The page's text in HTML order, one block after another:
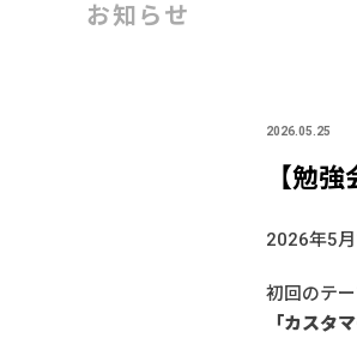
お知らせ
2026.05.25
【勉
2026年5
初回のテー
「カスタ